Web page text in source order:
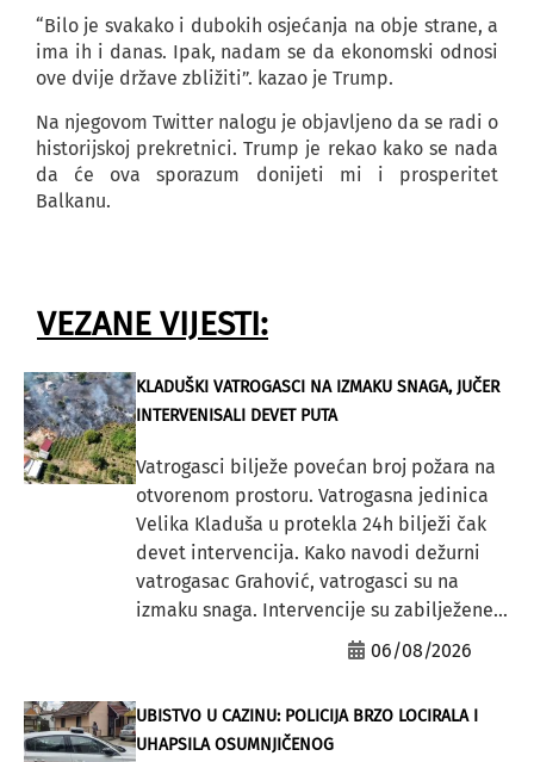
“Bilo je svakako i dubokih osjećanja na obje strane, a
ima ih i danas. Ipak, nadam se da ekonomski odnosi
ove dvije države zbližiti”. kazao je Trump.
Na njegovom Twitter nalogu je objavljeno da se radi o
historijskoj prekretnici. Trump je rekao kako se nada
da će ova sporazum donijeti mi i prosperitet
Balkanu.
VEZANE VIJESTI:
KLADUŠKI VATROGASCI NA IZMAKU SNAGA, JUČER
INTERVENISALI DEVET PUTA
Vatrogasci bilježe povećan broj požara na
otvorenom prostoru. Vatrogasna jedinica
Velika Kladuša u protekla 24h bilježi čak
devet intervencija. Kako navodi dežurni
vatrogasac Grahović, vatrogasci su na
izmaku snaga. Intervencije su zabilježene...
06/08/2026
UBISTVO U CAZINU: POLICIJA BRZO LOCIRALA I
UHAPSILA OSUMNJIČENOG